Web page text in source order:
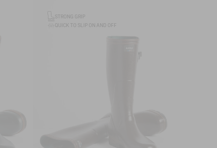
STRONG GRIP
QUICK TO SLIP ON AND OFF